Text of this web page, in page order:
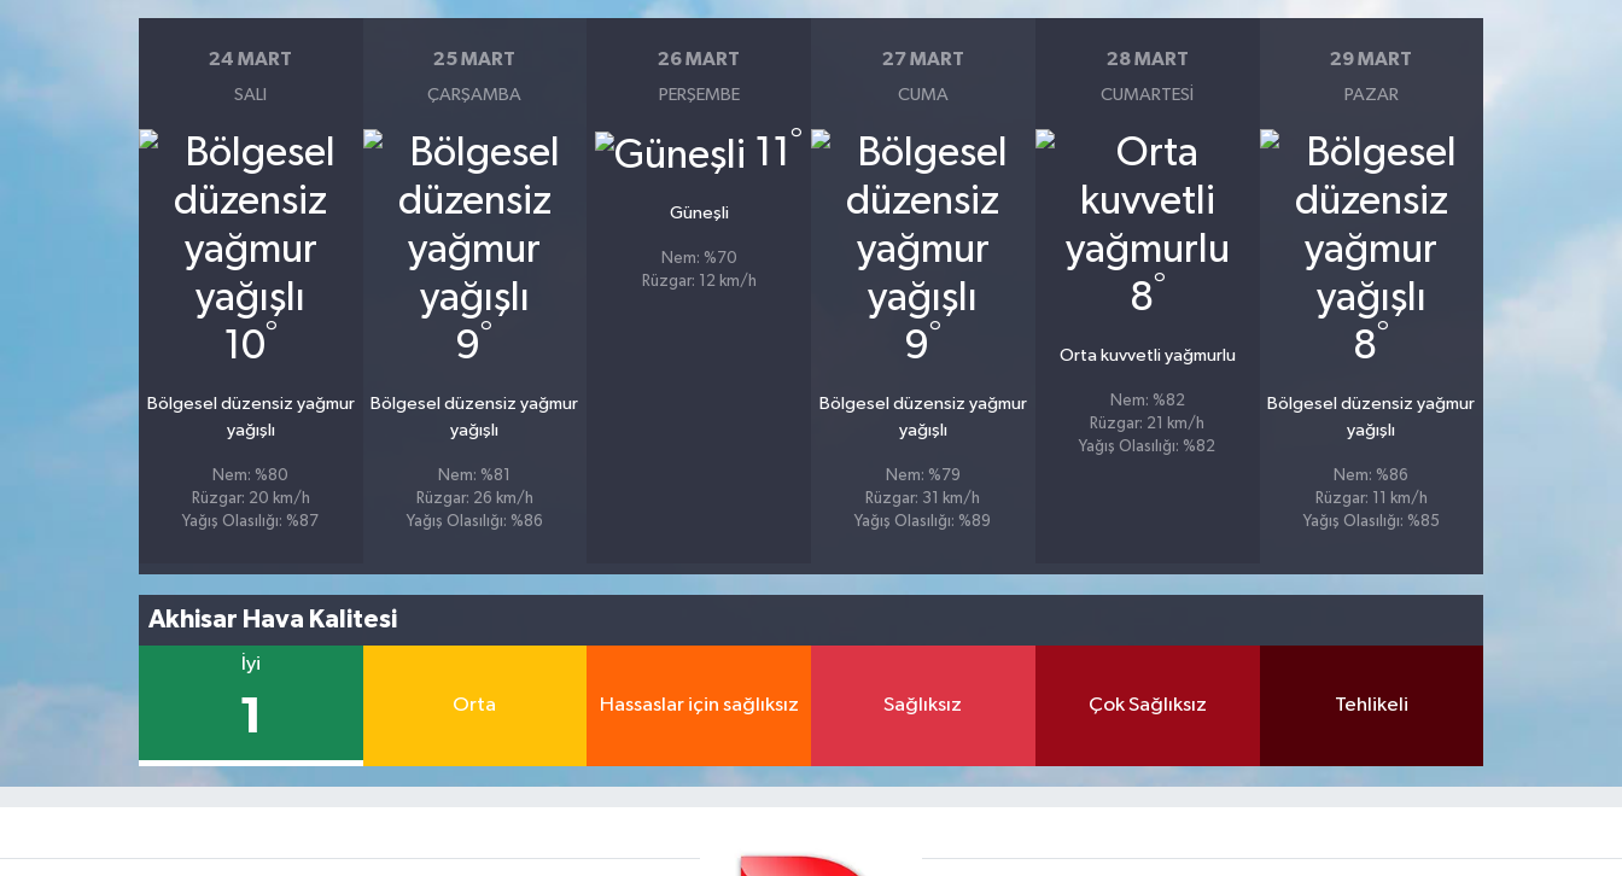
24 MART
SALI
10°
Bölgesel düzensiz yağmur
yağışlı
Nem: %80
Rüzgar: 20 km/h
Yağış Olasılığı: %87
25 MART
ÇARŞAMBA
9°
Bölgesel düzensiz yağmur
yağışlı
Nem: %81
Rüzgar: 26 km/h
Yağış Olasılığı: %86
26 MART
PERŞEMBE
11 °
Güneşli
Nem: %70
Rüzgar: 12 km/h
27 MART
CUMA
9°
Bölgesel düzensiz yağmur
yağışlı
Nem: %79
Rüzgar: 31 km/h
Yağış Olasılığı: %89
28 MART
CUMARTESI
8°
Orta kuvvetli yağmurlu
Nem: %82
Rüzgar: 21 km/h
Yağış Olasılığı: %82
29 MART
PAZAR
8°
Bölgesel düzensiz yağmur
yağışlı
Nem: %86
Rüzgar: 11 km/h
Yağış Olasılığı: %85
Akhisar Hava Kalitesi
İyi
1 Orta Hassaslar için sağlıksız Sağlıksız Çok Sağlıksız Tehlikeli